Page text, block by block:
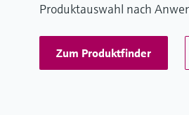
Produktauswahl nach
Zum Produktfinder